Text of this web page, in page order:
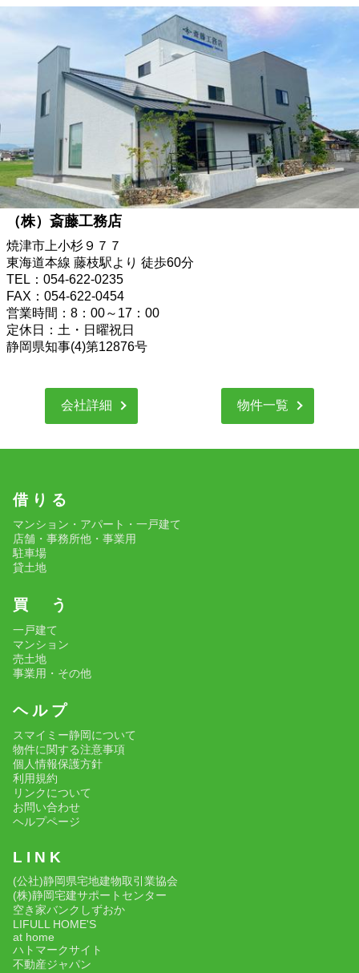
（株）斎藤工務店
焼津市上小杉９７７
東海道本線 藤枝駅より 徒歩60分
TEL：054-622-0235
FAX：054-622-0454
営業時間：8：00～17：00
定休日：土・日曜祝日
静岡県知事(4)第12876号
会社詳細 物件一覧
借 り る
マンション・アパート・一戸建て
店舗・事務所他・事業用
駐車場
貸土地
買 う
一戸建て
マンション
売土地
事業用・その他
ヘ ル プ
スマイミー静岡について
物件に関する注意事項
個人情報保護方針
利用規約
リンクについて
お問い合わせ
ヘルプページ
L I N K
(公社)静岡県宅地建物取引業協会
(株)静岡宅建サポートセンター
空き家バンクしずおか
LIFULL HOME'S
at home
ハトマークサイト
不動産ジャパン